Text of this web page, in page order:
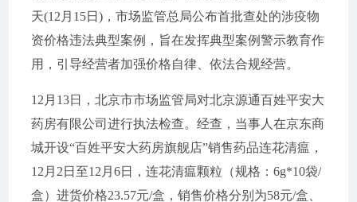
天(12月15日)，市场监管总局公布首批查处的涉疫物
资价格违法典型案例，旨在发挥典型案例警示教育作
用，引导经营者加强价格自律、依法合规经营。
12月13日，北京市市场监管局对北京源通百姓平安大
药房有限公司进行执法检查。经查，当事人在京东商
城开设“百姓平安大药房旗舰店”销售药品连花清瘟，
12月2日至12月6日，连花清瘟颗粒（规格：6g*10袋/
盒）进货价格23.57元/盒，销售价格分别为58元/盒、